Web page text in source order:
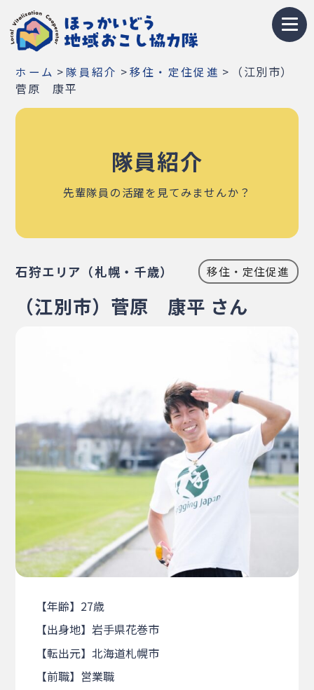
トップページ
地域おこし協力隊とは
イベント・研修会
ホーム > 隊員紹介 >移住・定住促進 >
（江別市）
菅原 康平
隊員紹介
先輩隊員の活躍を見てみませんか？
石狩エリア（札幌・千歳） 移住・定住促進
（江別市）菅原 康平 さん
【年齢】27歳
【出身地】岩手県花巻市
【転出元】北海道札幌市
【前職】営業職